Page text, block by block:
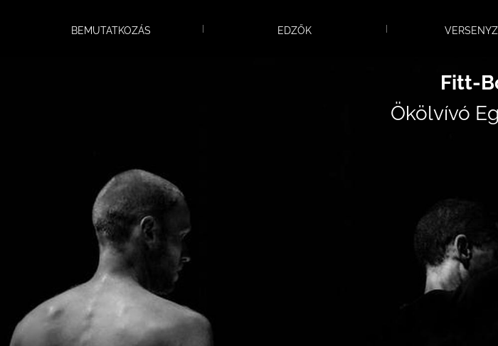
BEMUTATKOZÁS EDZŐK
Fitt-
Ökölvívó
Mikulás Kupán jártunk!